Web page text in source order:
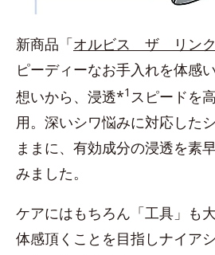
新商品「オルビス ザ リンク
ピーディーなお手入れを体感
想いから、浸透*1 スピードを
用。深いシワ悩みに対応した
ままに、有効成分の浸透を素
みました。
ケアにはもちろん「工具」も
体感頂くことを目指しナイア